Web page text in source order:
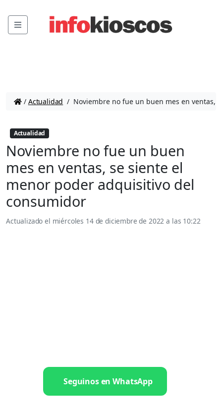
Menu
/ Actualidad / Noviembre no fue un buen mes en ventas,
Actualidad
Noviembre no fue un buen
mes en ventas, se siente el
menor poder adquisitivo del
consumidor
Actualizado el miércoles 14 de diciembre de 2022 a las 10:22
Seguinos en WhatsApp